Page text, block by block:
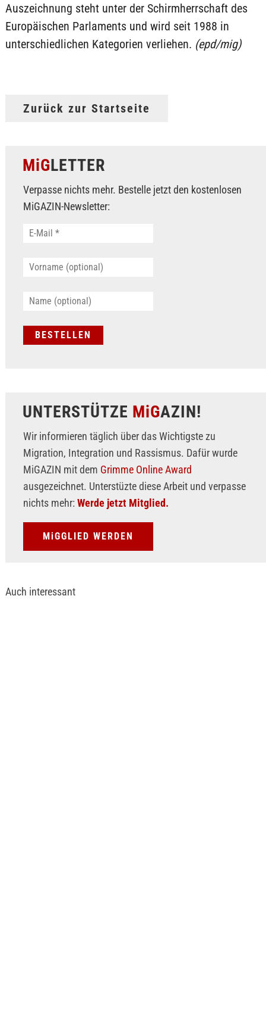
Auszeichnung steht unter der Schirmherrschaft des
Europäischen Parlaments und wird seit 1988 in
unterschiedlichen Kategorien verliehen. (epd/mig)
Zurück zur Startseite
MiGLETTER
Verpasse nichts mehr. Bestelle jetzt den kostenlosen
MiGAZIN-Newsletter:
UNTERSTÜTZE MiGAZIN!
Wir informieren täglich über das Wichtigste zu
Migration, Integration und Rassismus. Dafür wurde
MiGAZIN mit dem Grimme Online Award
ausgezeichnet. Unterstüzte diese Arbeit und verpasse
nichts mehr: Werde jetzt Mitglied.
MiGGLIED WERDEN
Auch interessant